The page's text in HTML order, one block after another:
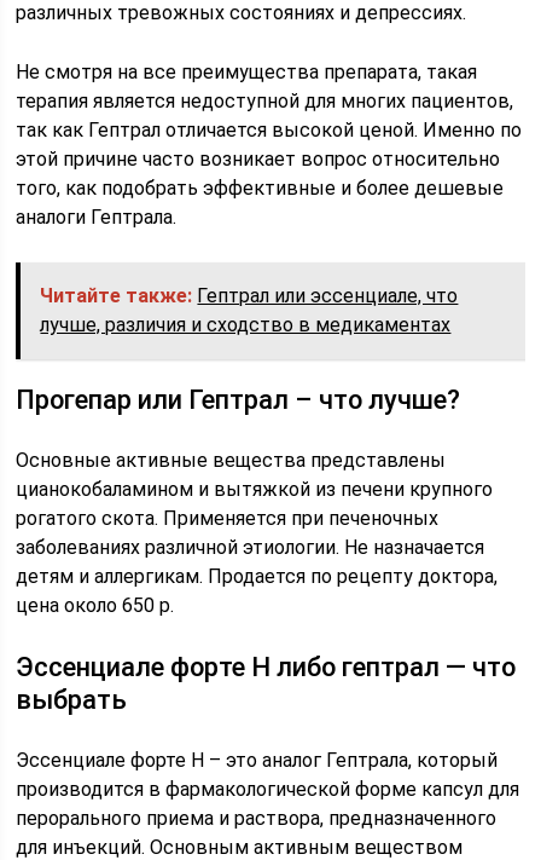
различных тревожных состояниях и депрессиях.
Не смотря на все преимущества препарата, такая
терапия является недоступной для многих пациентов,
так как Гептрал отличается высокой ценой. Именно по
этой причине часто возникает вопрос относительно
того, как подобрать эффективные и более дешевые
аналоги Гептрала.
Читайте также: Гептрал или эссенциале, что
лучше, различия и сходство в медикаментах
Прогепар или Гептрал – что лучше?
Основные активные вещества представлены
цианокобаламином и вытяжкой из печени крупного
рогатого скота. Применяется при печеночных
заболеваниях различной этиологии. Не назначается
детям и аллергикам. Продается по рецепту доктора,
цена около 650 р.
Эссенциале форте Н либо гептрал — что
выбрать
Эссенциале форте Н – это аналог Гептрала, который
производится в фармакологической форме капсул для
перорального приема и раствора, предназначенного
для инъекций. Основным активным веществом